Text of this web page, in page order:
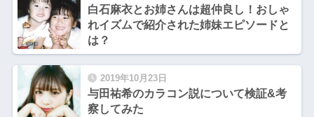
白石麻衣とお姉さんは超仲良し！おしゃ
れイズムで紹介された姉妹エピソードと
は？
2019年10月23日
与田祐希のカラコン説について検証&考
察してみた